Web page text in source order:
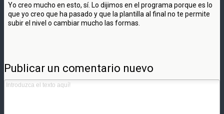
Yo creo mucho en esto, sí. Lo dijimos en el programa porque es lo
que yo creo que ha pasado y que la plantilla al final no te permite
subir el nivel o cambiar mucho las formas.
Publicar un comentario nuevo